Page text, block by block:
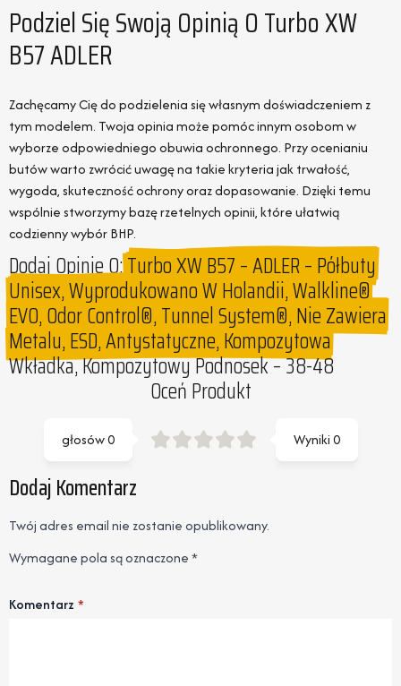
Podziel Się Swoją Opinią O Turbo XW
B57 ADLER
Zachęcamy Cię do podzielenia się własnym doświadczeniem z
tym modelem. Twoja opinia może pomóc innym osobom w
wyborze odpowiedniego obuwia ochronnego. Przy ocenianiu
butów warto zwrócić uwagę na takie kryteria jak trwałość,
wygoda, skuteczność ochrony oraz dopasowanie. Dzięki temu
wspólnie stworzymy bazę rzetelnych opinii, które ułatwią
codzienny wybór BHP.
Dodaj Opinie O:Turbo XW B57 – ADLER – Półbuty
Unisex, Wyprodukowano W Holandii, Walkline®
EVO, Odor Control®, Tunnel System®, Nie Zawiera
Metalu, ESD, Antystatyczne, Kompozytowa
Wkładka, Kompozytowy Podnosek – 38-48
Oceń Produkt
Wyniki0
głosów0
Dodaj Komentarz
Twój adres email nie zostanie opublikowany.
Wymagane pola są oznaczone*
Komentarz *